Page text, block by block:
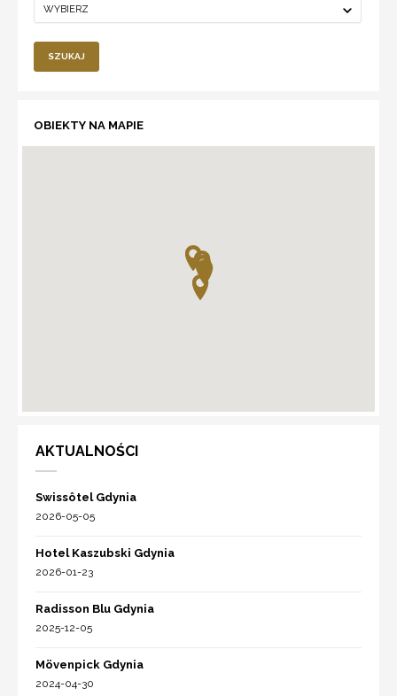
WYBIERZ
SZUKAJ
OBIEKTY NA MAPIE
AKTUALNOŚCI
Swissôtel Gdynia
2026-05-05
Hotel Kaszubski Gdynia
2026-01-23
Radisson Blu Gdynia
2025-12-05
Mövenpick Gdynia
2024-04-30